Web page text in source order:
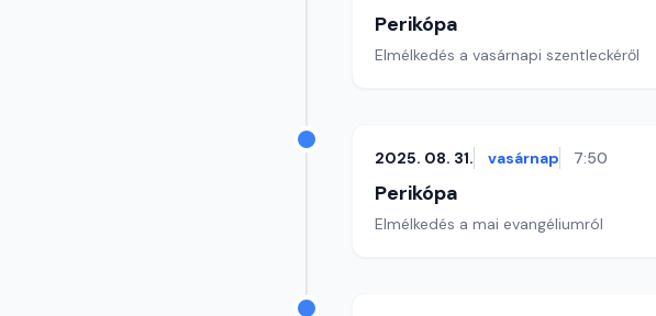
Perikópa
Elmélkedés a vasárnapi szentleckéről
2025. 08. 31. vasárnap 7:50
Perikópa
Elmélkedés a mai evangéliumról